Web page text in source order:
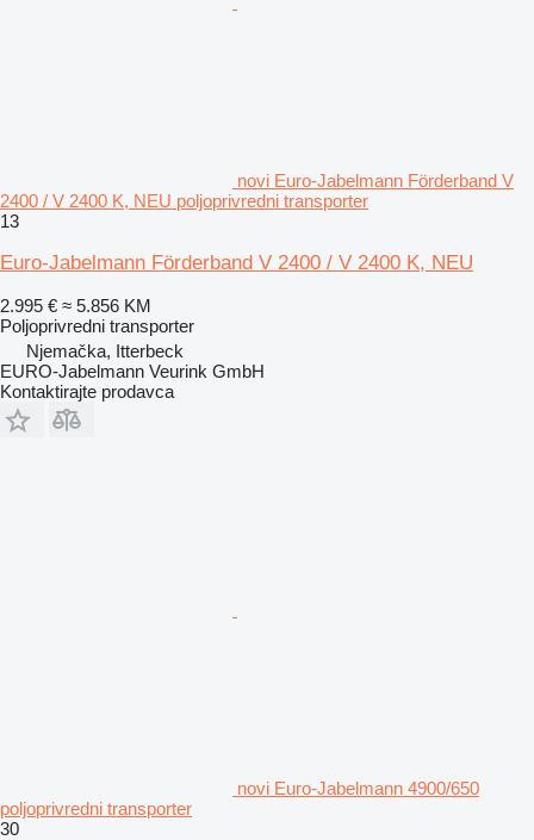
novi Euro-Jabelmann Förderband V
2400 / V 2400 K, NEU poljoprivredni transporter
13
Euro-Jabelmann Förderband V 2400 / V 2400 K, NEU
2.995 € ≈ 5.856 KM
Poljoprivredni transporter
Njemačka, Itterbeck
EURO-Jabelmann Veurink GmbH
Kontaktirajte prodavca
novi Euro-Jabelmann 4900/650
poljoprivredni transporter
30